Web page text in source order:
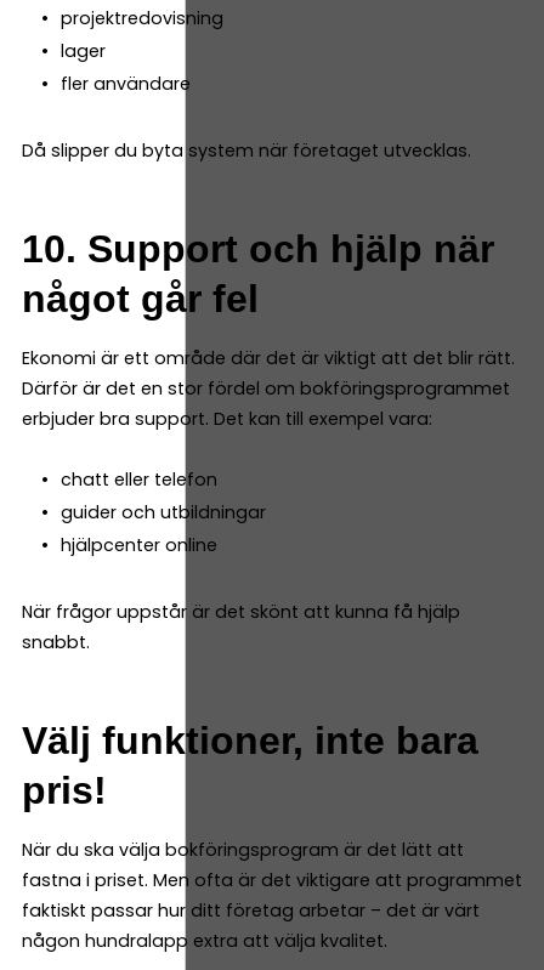
projektredovisning
lager
fler användare
Då slipper du byta system när företaget utvecklas.
10. Support och hjälp när
något går fel
Ekonomi är ett område där det är viktigt att det blir rätt.
Därför är det en stor fördel om bokföringsprogrammet
erbjuder bra support. Det kan till exempel vara:
chatt eller telefon
guider och utbildningar
hjälpcenter online
När frågor uppstår är det skönt att kunna få hjälp
snabbt.
Välj funktioner, inte bara
pris!
När du ska välja bokföringsprogram är det lätt att
fastna i priset. Men ofta är det viktigare att programmet
faktiskt passar hur ditt företag arbetar – det är värt
någon hundralapp extra att välja kvalitet.